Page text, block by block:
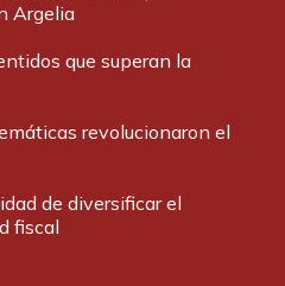
Argelia
que superan la
revolucionaron el
de diversificar el
fiscal